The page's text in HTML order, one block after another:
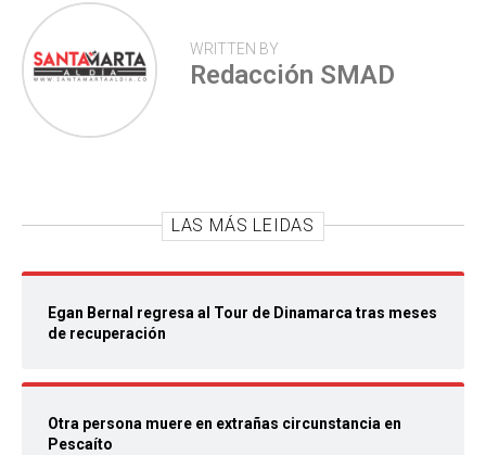
WRITTEN BY
Redacción SMAD
LAS MÁS LEIDAS
Egan Bernal regresa al Tour de Dinamarca tras meses
de recuperación
Otra persona muere en extrañas circunstancia en
Pescaíto